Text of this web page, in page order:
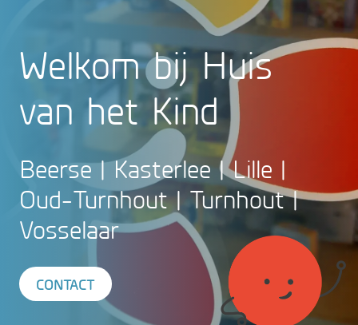
Welkom bij Huis
van het Kind
Beerse | Kasterlee | Lille |
Oud-Turnhout | Turnhout |
Vosselaar
CONTACT